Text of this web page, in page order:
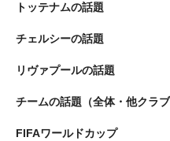
トッテナムの話題
チェルシーの話題
リヴァプールの話題
チームの話題（全体・他クラブ
FIFAワールドカップ